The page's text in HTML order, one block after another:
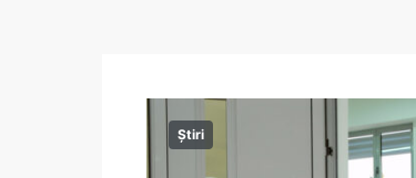
Știri